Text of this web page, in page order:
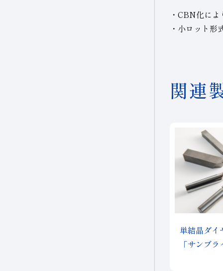
・CBN化に
・小ロット
関連
単結晶ダイ
「サンブ